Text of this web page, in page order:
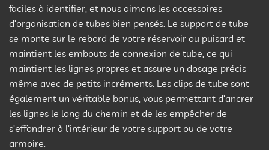
faciles à identifier, et nous aimons les accessoires
d’organisation de tubes bien pensés. Le support de tube
se monte sur le rebord de votre réservoir ou puisard et
maintient les embouts de connexion de tube, ce qui
maintient les lignes propres et assure un dosage précis
même avec de petits incréments. Les clips de tube sont
également un véritable bonus, vous permettant d’ancrer
les lignes le long du chemin et de les empêcher de
s’effondrer à l’intérieur de votre support ou de votre
armoire.